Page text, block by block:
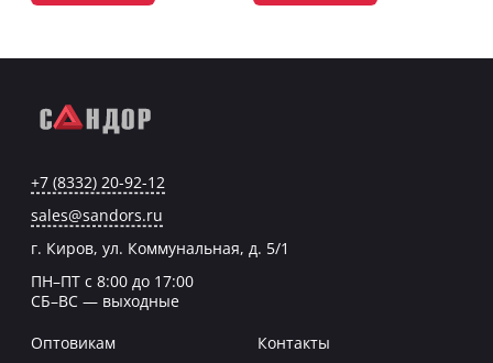
+7 (8332) 20-92-12
sales@sandors.ru
г. Киров, ул. Коммунальная, д. 5/1
ПН–ПТ с 8:00 до 17:00
СБ–ВС — выходные
Оптовикам
Контакты